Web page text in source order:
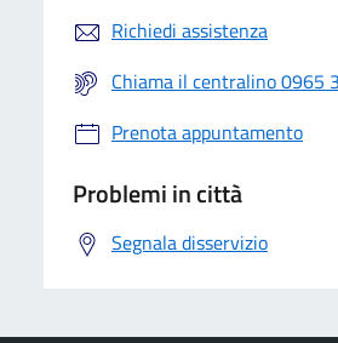
Richiedi assistenza
Chiama il centralino 0965
Prenota appuntamento
Problemi in città
Segnala disservizio